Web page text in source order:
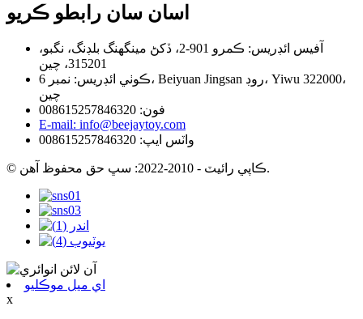
اسان سان رابطو ڪريو
آفيس ائڊريس: ڪمرو 901-2، ڏکڻ مينگھنگ بلڊنگ، نگبو،
315201، چين
ڪوٺي ائڊريس: نمبر 6، Beiyuan Jingsan روڊ، Yiwu 322000،
چين
فون: 008615257846320
E-mail: info@beejaytoy.com
واٽس ايپ: 008615257846320
© ڪاپي رائيٽ - 2010-2022: سڀ حق محفوظ آهن.
اي ميل موڪليو
x